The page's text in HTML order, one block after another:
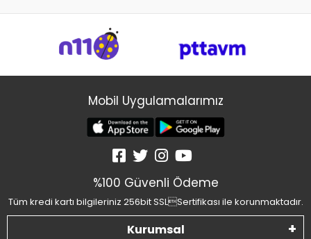
Mobil Uygulamalarımız
%100 Güvenli Ödeme
Tüm kredi kartı bilgileriniz 256bit SSLSertifikası ile korunmaktadır.
Kurumsal